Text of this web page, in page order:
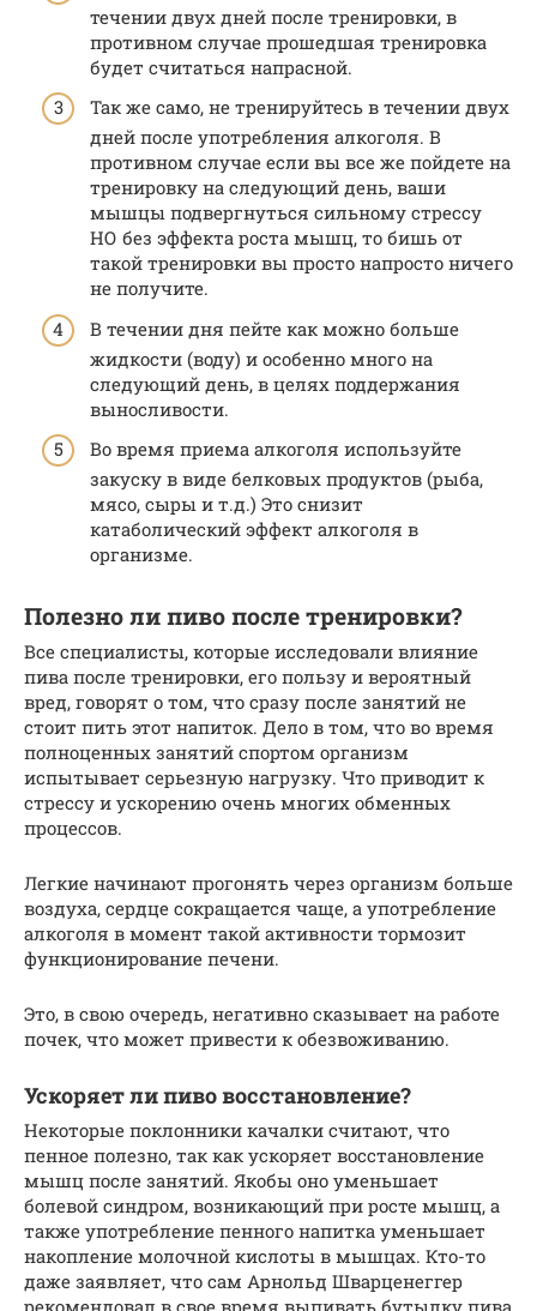
течении двух дней после тренировки, в
противном случае прошедшая тренировка
будет считаться напрасной.
Так же само, не тренируйтесь в течении двух
дней после употребления алкоголя. В
противном случае если вы все же пойдете на
тренировку на следующий день, ваши
мышцы подвергнуться сильному стрессу
НО без эффекта роста мышц, то бишь от
такой тренировки вы просто напросто ничего
не получите.
В течении дня пейте как можно больше
жидкости (воду) и особенно много на
следующий день, в целях поддержания
выносливости.
Во время приема алкоголя используйте
закуску в виде белковых продуктов (рыба,
мясо, сыры и т.д.) Это снизит
катаболический эффект алкоголя в
организме.
Полезно ли пиво после тренировки?
Все специалисты, которые исследовали влияние
пива после тренировки, его пользу и вероятный
вред, говорят о том, что сразу после занятий не
стоит пить этот напиток. Дело в том, что во время
полноценных занятий спортом организм
испытывает серьезную нагрузку. Что приводит к
стрессу и ускорению очень многих обменных
процессов.
Легкие начинают прогонять через организм больше
воздуха, сердце сокращается чаще, а употребление
алкоголя в момент такой активности тормозит
функционирование печени.
Это, в свою очередь, негативно сказывает на работе
почек, что может привести к обезвоживанию.
Ускоряет ли пиво восстановление?
Некоторые поклонники качалки считают, что
пенное полезно, так как ускоряет восстановление
мышц после занятий. Якобы оно уменьшает
болевой синдром, возникающий при росте мышц, а
также употребление пенного напитка уменьшает
накопление молочной кислоты в мышцах. Кто-то
даже заявляет, что сам Арнольд Шварценеггер